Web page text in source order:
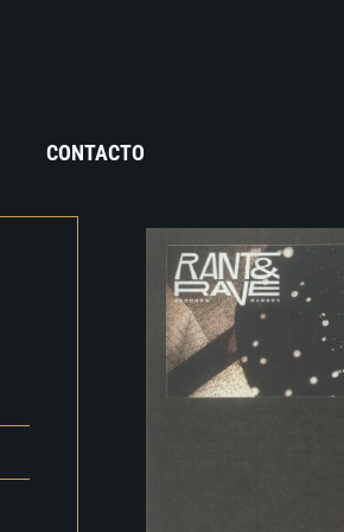
CONTACTO